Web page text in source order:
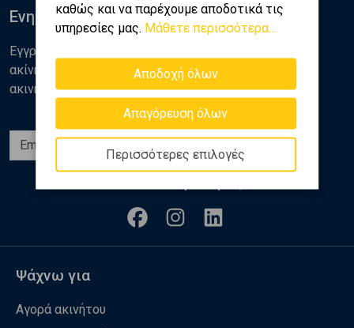
καθώς και να παρέχουμε αποδοτικά τις
υπηρεσίες μας. Μάθετε περισσότερα...
Αποδοχή όλων
Απαγόρευση όλων
Περισσότερες επιλογές
Ενημερωθείτε
Εγγραφείτε στο newsletter της Golden Home για νέα
ακίνητα, αναλύσεις και διάφορα θέματα της αγοράς
ακινήτων
Ψάχνω για
Αγορά ακινήτου